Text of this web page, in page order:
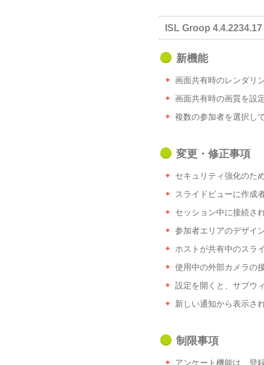
ISL Groop
新機能
画面共有時のレンダリ
画面共有時の画質を設
複数の参加者を選択し
変更・修正事項
セキュリティ強化のた
スライドビューに作成
セッション中に接続さ
参加者エリアのデザイ
ホストが共有中のスラ
使用中の外部カメラの
設定を開くと、サブウ
新しい通知から表示さ
制限事項
アンケート機能は、登